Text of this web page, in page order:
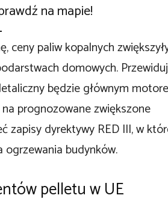
na mapie!
ceny paliw kopalnych
domowych.
będzie głównym
prognozowane zwiększone
zapisy dyrektywy RED III, w
budynków.
pelletu w UE